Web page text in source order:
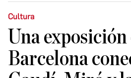
Cultura
Una exposición
Barcelona